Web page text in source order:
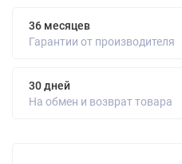
36 месяцев
Гарантии от производителя
30 дней
На обмен и возврат товара